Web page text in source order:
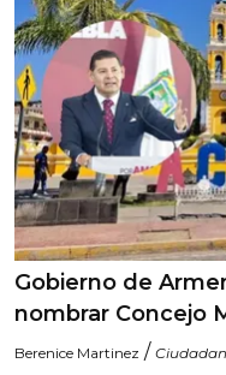
Gobierno de
nombrar Concejo
Berenice Martinez /